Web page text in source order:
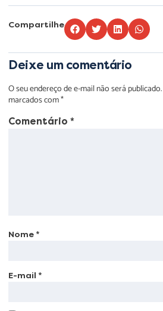
Compartilhe
Deixe um comentário
O seu endereço de e-mail não será publicado.
marcados com*
Comentário *
Nome *
E-mail *